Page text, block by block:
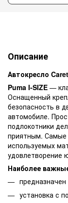
Описание
Автокресло
Puma I-SIZE —
Оснащенный
безопасность в
автомобиле.
подлокотники
приятным. Самые
используемых
удовлетворение
Наиболее
установка с